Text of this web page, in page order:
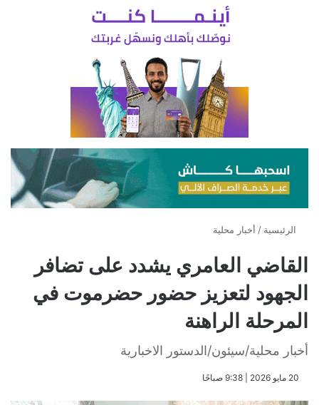
الرئيسية / أخبار محلية
القاضي العامري يشدد على تضافر
الجهود لتعزيز حضور حضرموت في
المرحلة الراهنة
أخبار محلية/سيئون/الدستور الاخبارية
​20 مايو 2026 | 9:38 صباحًا